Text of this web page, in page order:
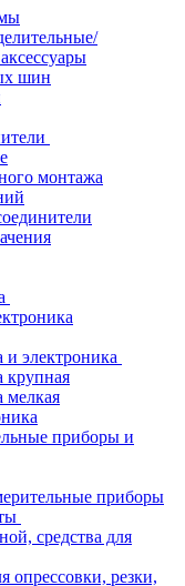
шин
монтажа
и электроника
крупная
мелкая
приборы и
приборы
средства для
опрессовки, резки,